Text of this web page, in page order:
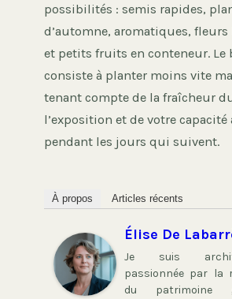
possibilités : semis rapides,
d’automne, aromatiques,
et petits fruits en conteneur. Le
consiste à planter moins vite
tenant compte de la fraîcheur
l’exposition et de votre capacité
pendant les jours qui suivent.
À propos Articles récents
Élise De
Je suis
passionnée par la
du patrimoine